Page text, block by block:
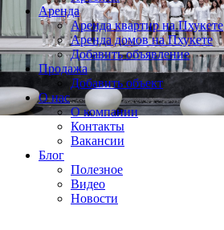
Аренда
Аренда квартир на Пхукете
Аренда домов на Пхукете
Добавить объявление
Продажа
Добавить объект
О нас
О компании
Контакты
Вакансии
Блог
Полезное
Видео
Новости